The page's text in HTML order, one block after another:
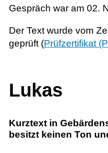
Gespräch war am 02.
Der Text wurde vom
geprüft (Prüfzertifikat
Lukas
Kurztext in
besitzt keinen Ton